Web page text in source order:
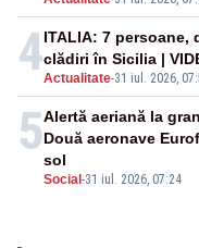
4Actualitate-31 iul. 2026,
ITALIA: 7 persoane,
clădiri în Sicilia |
5
Social -31 iul. 2026, 07:24
Alertă aeriană la
Două aeronave
sol